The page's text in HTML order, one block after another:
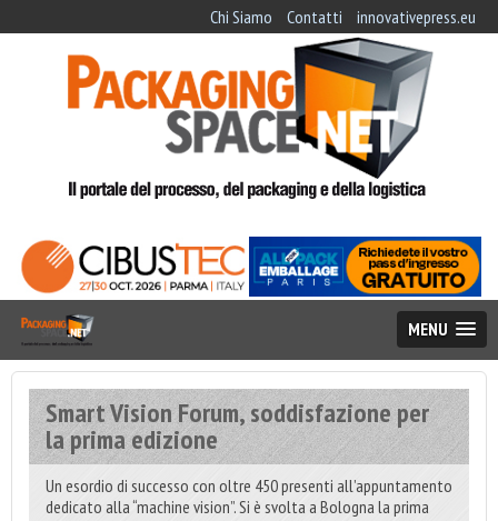
Chi Siamo Contatti innovativepress.eu
MENU
Smart Vision Forum, soddisfazione per
la prima edizione
Un esordio di successo con oltre 450 presenti all’appuntamento
dedicato alla “machine vision”. Si è svolta a Bologna la prima